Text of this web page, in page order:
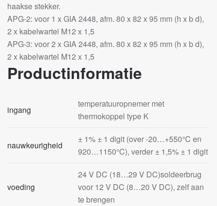
haakse stekker.
APG-2: voor 1 x GIA 2448, afm. 80 x 82 x 95 mm (h x b d),
2 x kabelwartel M12 x 1,5
APG-3: voor 2 x GIA 2448, afm. 80 x 82 x 95 mm (h x b d),
2 x kabelwartel M12 x 1,5
Productinformatie
ingang
temperatuuropnemer met
thermokoppel type K
nauwkeurigheid
± 1% ± 1 digit (over -20…+550°C en
920…1150°C), verder ± 1,5% ± 1 digit
voeding
24 V DC (18…29 V DC)soldeerbrug
voor 12 V DC (8…20 V DC), zelf aan
te brengen